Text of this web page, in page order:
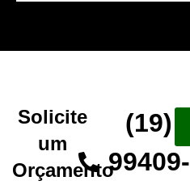
Solicite
um
Orçamento
(19)
99409-